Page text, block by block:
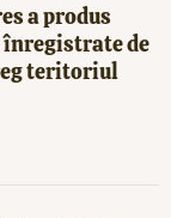
a produs
înregistrate de
teritoriul